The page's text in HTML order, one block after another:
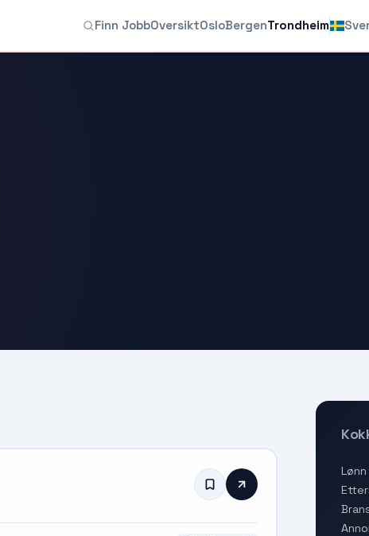
Finn JobbOversiktOsloBergenTrondheim
Lønn